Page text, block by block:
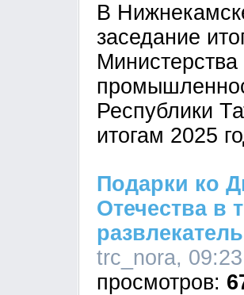
В
заседание
Министерства
Республики
итогам 2025
Подарки ко
Отечества в
trc_nora,